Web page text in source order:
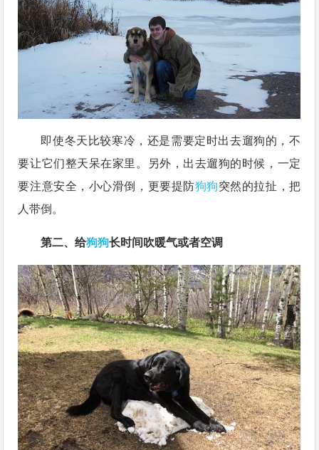
即使冬天比较寒冷，还是需要定时出去遛狗的，不
要让它们整天呆在家里。另外，出去遛狗的时候，一定
要注意安全，小心滑倒，更要提防狗狗突然的拉扯，把
人带倒。
第二、给狗狗长时间吹暖气或者空调